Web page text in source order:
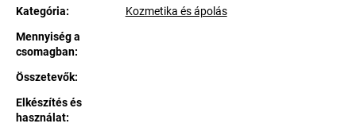
Kategória:
Kozmetika és ápolás
Mennyiség a
csomagban:
Összetevők:
Elkészítés és
használat: